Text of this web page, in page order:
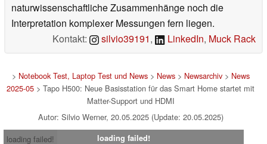
naturwissenschaftliche Zusammenhänge noch die
Interpretation komplexer Messungen fern liegen.
Kontakt:
silvio39191, LinkedIn, Muck Rack
> Notebook Test, Laptop Test und News> News> Newsarchiv> News
2025-05 > Tapo H500: Neue Basisstation für das Smart Home startet mit
Matter-Support und HDMI
Autor: Silvio Werner, 20.05.2025 (Update: 20.05.2025)
loading failed!
loading failed!